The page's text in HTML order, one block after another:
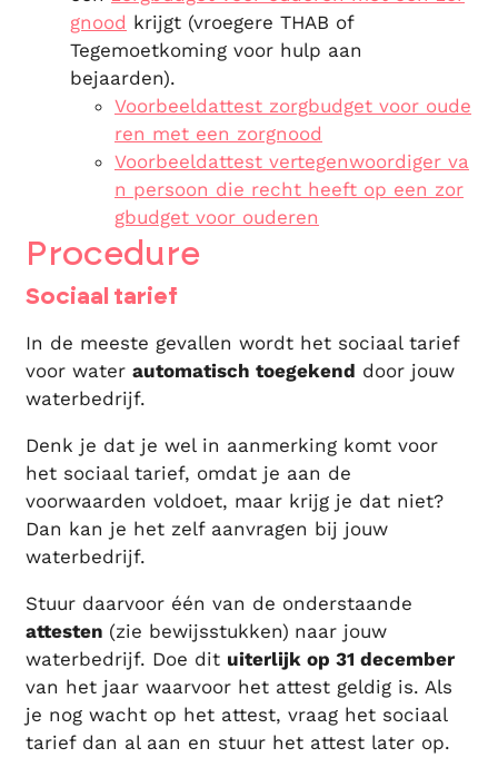
gnood krijgt (vroegere THAB of
Tegemoetkoming voor hulp aan
bejaarden).
Voorbeeldattest zorgbudget voor oude
ren met een zorgnood
Voorbeeldattest vertegenwoordiger va
n persoon die recht heeft op een zor
gbudget voor ouderen
Procedure
Sociaal tarief
In de meeste gevallen wordt het sociaal tarief
voor water automatisch toegekend door jouw
waterbedrijf.
Denk je dat je wel in aanmerking komt voor
het sociaal tarief, omdat je aan de
voorwaarden voldoet, maar krijg je dat niet?
Dan kan je het zelf aanvragen bij jouw
waterbedrijf.
Stuur daarvoor één van de onderstaande
attesten (zie bewijsstukken) naar jouw
waterbedrijf. Doe dit uiterlijk op 31 december
van het jaar waarvoor het attest geldig is. Als
je nog wacht op het attest, vraag het sociaal
tarief dan al aan en stuur het attest later op.